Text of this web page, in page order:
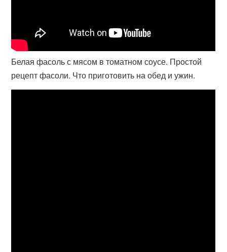
Белая фасоль с мясом в томатном соусе. Простой
рецепт фасоли. Что приготовить на обед и ужин.